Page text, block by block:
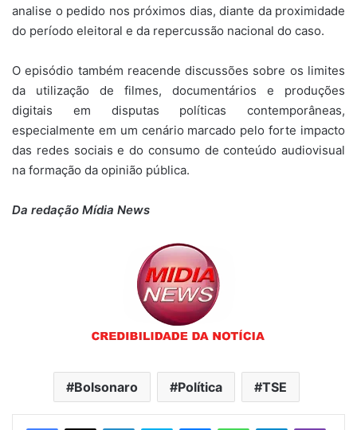
analise o pedido nos próximos dias, diante da proximidade
do período eleitoral e da repercussão nacional do caso.
O episódio também reacende discussões sobre os limites
da utilização de filmes, documentários e produções
digitais em disputas políticas contemporâneas,
especialmente em um cenário marcado pelo forte impacto
das redes sociais e do consumo de conteúdo audiovisual
na formação da opinião pública.
Da redação Mídia News
Bolsonaro Política TSE